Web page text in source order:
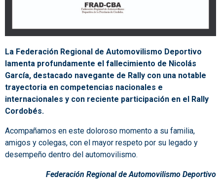
La Federación Regional de Automovilismo Deportivo
lamenta profundamente el fallecimiento de Nicolás
García, destacado navegante de Rally con una notable
trayectoria en competencias nacionales e
internacionales y con reciente participación en el Rally
Cordobés.
Acompañamos en este doloroso momento a su familia,
amigos y colegas, con el mayor respeto por su legado y
desempeño dentro del automovilismo.
Federación Regional de Automovilismo Deportivo